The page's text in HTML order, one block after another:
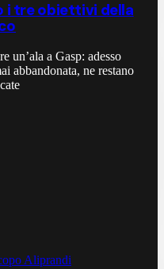
i tre obiettivi della
un’ala a Gasp: adesso
abbandonata, ne restano
Aliprandi